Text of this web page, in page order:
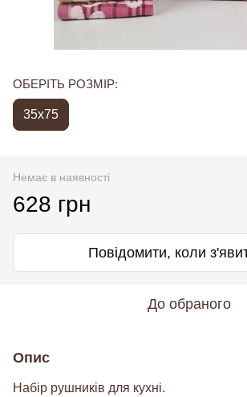
ОБЕРІТЬ РОЗМІР:
35x75
Немає в наявності
628 грн
Повідомити, коли
До обраного
Опис
Набір рушників для кухні.